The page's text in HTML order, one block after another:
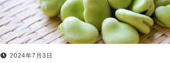
2024年7月3日